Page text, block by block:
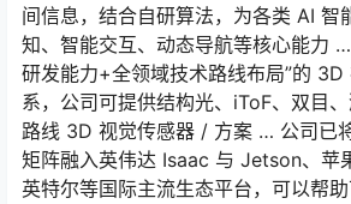
间信息，结合自研算法，为各类 AI 智
知、智能交互、动态导航等核心能力
研发能力+全领域技术路线布局”的
系，公司可提供结构光、iToF、双目
路线 3D 视觉传感器 / 方案 … 公司已
矩阵融入英伟达 Isaac 与 Jetson、苹
英特尔等国际主流生态平台，可以帮